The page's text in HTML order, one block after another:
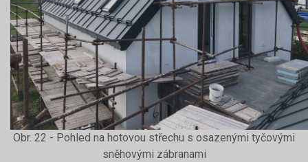
Obr. 22 - Pohled na hotovou střechu s osazenými tyčovými
sněhovými zábranami